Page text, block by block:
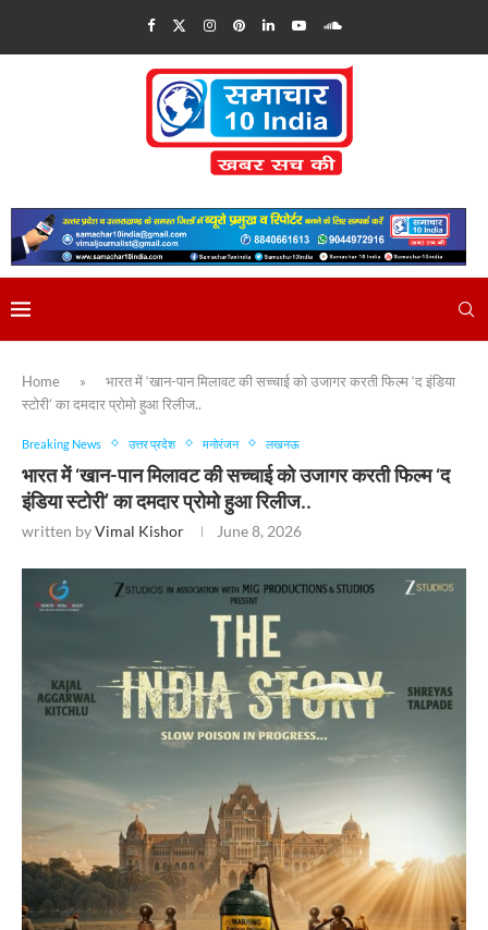
Home »
भारत में ‘खान-पान मिलावट की सच्चाई को उजागर करती फिल्म ‘द इंडिया
स्टोरी’ का दमदार प्रोमो हुआ रिलीज..
Breaking News उत्तर प्रदेश मनोरंजन लखनऊ
भारत में ‘खान-पान मिलावट की सच्चाई को उजागर करती फिल्म ‘द
इंडिया स्टोरी’ का दमदार प्रोमो हुआ रिलीज..
written byVimal Kishor June 8, 2026